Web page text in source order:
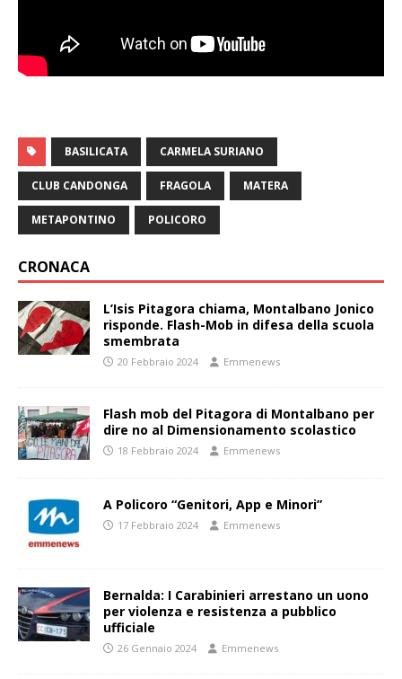
BASILICATA CARMELA SURIANO
CLUB CANDONGA FRAGOLA MATERA
METAPONTINO POLICORO
CRONACA
L’Isis Pitagora chiama, Montalbano Jonico
risponde. Flash-Mob in difesa della scuola
smembrata
20 Febbraio 2024 Emmenews
Flash mob del Pitagora di Montalbano per
dire no al Dimensionamento scolastico
18 Febbraio 2024 Emmenews
A Policoro “Genitori, App e Minori”
17 Febbraio 2024 Emmenews
Bernalda: I Carabinieri arrestano un uono
per violenza e resistenza a pubblico
ufficiale
26 Gennaio 2024 Emmenews